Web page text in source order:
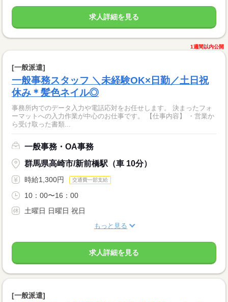
求人詳細を見る
1週間以内公開
[一般派遣]
一般事務スタッフ ＼未経験OK×日勤／土日祝
休み＊髪色ネイル◎
事務所内でのデータ入力や電話応対をお任せします。 決まったフォ
ーマットへの入力作業が中心のお仕事です。 【仕事内容】 ・営業か
ら受け取った書類...
一般事務・OA事務
群馬県高崎市/新前橋駅（車 10分）
時給1,300円 交通費一部支給
10：00〜16：00
土曜日 日曜日 祝日
もっと見る
求人詳細を見る
[一般派遣]